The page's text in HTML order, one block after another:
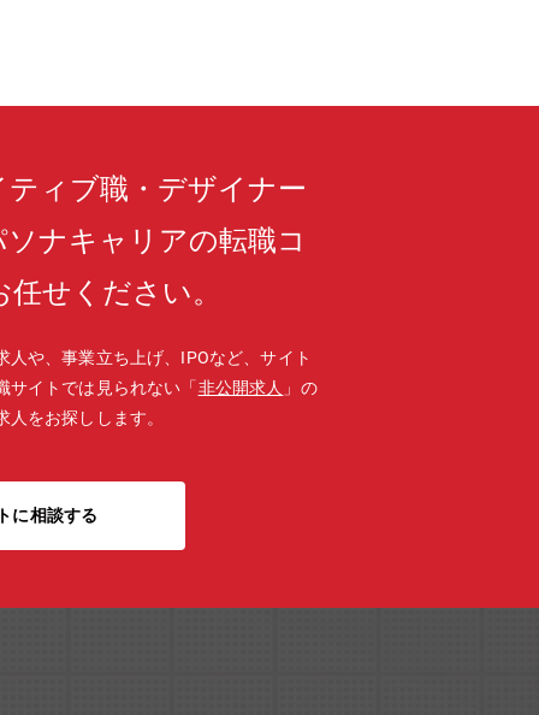
ィブ職・デザイナー
ナキャリアの転職コ
せください。
人や、事業立ち上げ、IPOなど、サイト
サイトでは見られない「非公開求人 」の
をお探しします。
に相談する